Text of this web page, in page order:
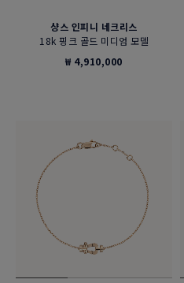
샹스 인피니 네크리스
18k 핑크 골드 미디엄 모델
₩ 4,910,000